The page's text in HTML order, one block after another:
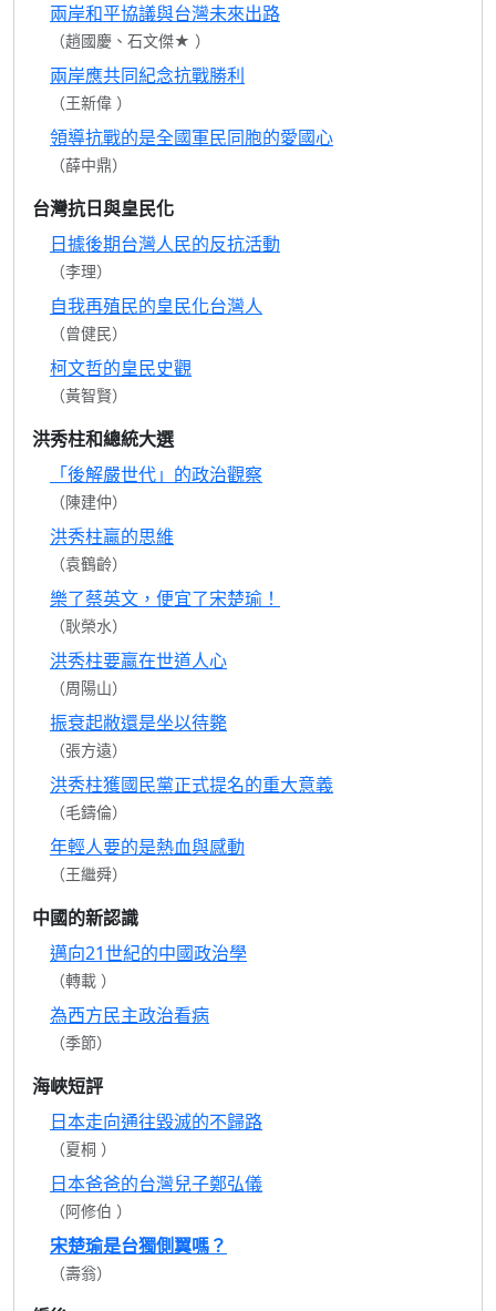
兩岸和平協議與台灣未來出路
（趙國慶、石文傑★ ）
兩岸應共同紀念抗戰勝利
（王新偉 ）
領導抗戰的是全國軍民同胞的愛國心
（薛中鼎）
台灣抗日與皇民化
日據後期台灣人民的反抗活動
（李理）
自我再殖民的皇民化台灣人
（曾健民）
柯文哲的皇民史觀
（黃智賢）
洪秀柱和總統大選
「後解嚴世代」的政治觀察
（陳建仲）
洪秀柱贏的思維
（袁鶴齡）
樂了蔡英文，便宜了宋楚瑜！
（耿榮水）
洪秀柱要贏在世道人心
（周陽山）
振衰起敝還是坐以待斃
（張方遠）
洪秀柱獲國民黨正式提名的重大意義
（毛鑄倫）
年輕人要的是熱血與感動
（王繼舜）
中國的新認識
邁向21世紀的中國政治學
（轉載 ）
為西方民主政治看病
（季節）
海峽短評
日本走向通往毀滅的不歸路
（夏桐 ）
日本爸爸的台灣兒子鄭弘儀
（阿修伯 ）
宋楚瑜是台獨側翼嗎？
（壽翁）